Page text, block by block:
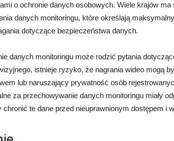
o ochronie danych osobowych. Wiele krajów ma
danych monitoringu, które określają
dotyczące bezpieczeństwa danych.
danych monitoringu może rodzić pytania
istnieje ryzyko, że nagrania wideo mogą
lub naruszający prywatność osób
za przechowywanie danych monitoringu miały
chronić te dane przed nieuprawnionym dostępem i